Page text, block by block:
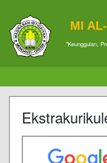
MI
"Keunggulan,